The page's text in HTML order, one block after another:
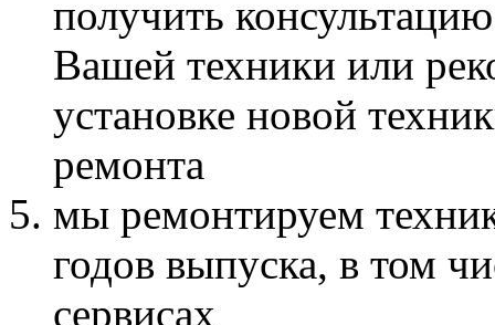
получить
Вашей техники или
установке новой
ремонта
мы ремонтируем
годов выпуска, в том
сервисах